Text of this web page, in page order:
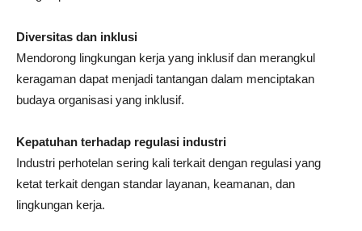
Diversitas dan inklusi
Mendorong lingkungan kerja yang inklusif dan merangkul
keragaman dapat menjadi tantangan dalam menciptakan
budaya organisasi yang inklusif.
Kepatuhan terhadap regulasi industri
Industri perhotelan sering kali terkait dengan regulasi yang
ketat terkait dengan standar layanan, keamanan, dan
lingkungan kerja.